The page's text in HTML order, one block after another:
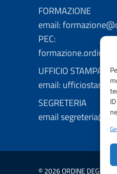
FORMAZIONE
email:
PEC:
UFFICIO STAMPA
email:
SEGRETERIA
email
© 2026 ORDINE DEGLI